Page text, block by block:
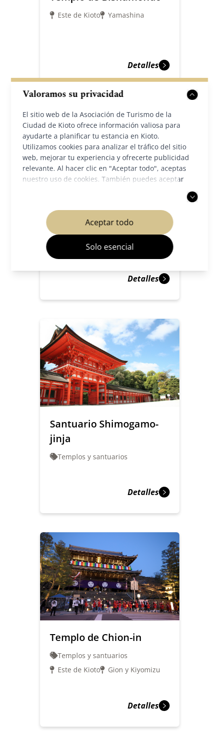
Valoramos su privacidad
El sitio web de la Asociación de Turismo de la
Ciudad de Kioto ofrece información valiosa para
ayudarte a planificar tu estancia en Kioto.
Utilizamos cookies para analizar el tráfico del sitio
web, mejorar tu experiencia y ofrecerte publicidad
relevante. Al hacer clic en "Aceptar todo", aceptas
nuestro uso de cookies. También puedes aceptar
Aceptar todo
Solo esencial
Este de Kioto Yamashina
Detalles
Parque Maruyama
Gion y Kiyomizu
Detalles
Santuario Shimogamo-
jinja
Templos y santuarios
Detalles
Templo de Chion-in
Templos y santuarios
Este de Kioto
Gion y Kiyomizu
Detalles